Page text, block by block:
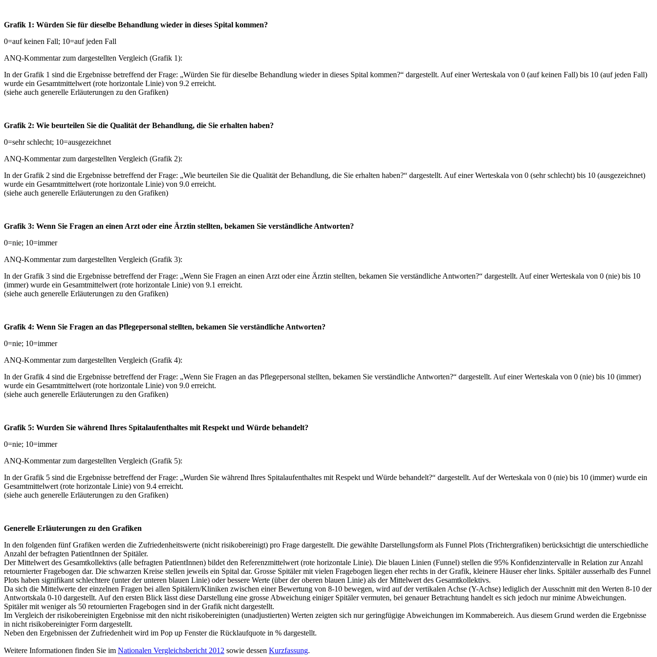
Grafik 1: Würden Sie für dieselbe Behandlung wieder in dieses Spital kommen?
0=auf keinen Fall; 10=auf jeden Fall
ANQ-Kommentar zum dargestellten Vergleich (Grafik 1):
In der Grafik 1 sind die Ergebnisse betreffend der Frage: „Würden Sie für dieselbe Behandlung wieder in dieses Spital kommen?“ dargestellt. Auf einer Werteskala von 0 (auf keinen Fall) bis 10 (auf jeden Fall)
wurde ein Gesamtmittelwert (rote horizontale Linie) von 9.2 erreicht.
(siehe auch generelle Erläuterungen zu den Grafiken)
Grafik 2: Wie beurteilen Sie die Qualität der Behandlung, die Sie erhalten haben?
0=sehr schlecht; 10=ausgezeichnet
ANQ-Kommentar zum dargestellten Vergleich (Grafik 2):
In der Grafik 2 sind die Ergebnisse betreffend der Frage: „Wie beurteilen Sie die Qualität der Behandlung, die Sie erhalten haben?“ dargestellt. Auf einer Werteskala von 0 (sehr schlecht) bis 10 (ausgezeichnet)
wurde ein Gesamtmittelwert (rote horizontale Linie) von 9.0 erreicht.
(siehe auch generelle Erläuterungen zu den Grafiken)
Grafik 3: Wenn Sie Fragen an einen Arzt oder eine Ärztin stellten, bekamen Sie verständliche Antworten?
0=nie; 10=immer
ANQ-Kommentar zum dargestellten Vergleich (Grafik 3):
In der Grafik 3 sind die Ergebnisse betreffend der Frage: „Wenn Sie Fragen an einen Arzt oder eine Ärztin stellten, bekamen Sie verständliche Antworten?“ dargestellt. Auf einer Werteskala von 0 (nie) bis 10
(immer) wurde ein Gesamtmittelwert (rote horizontale Linie) von 9.1 erreicht.
(siehe auch generelle Erläuterungen zu den Grafiken)
Grafik 4: Wenn Sie Fragen an das Pflegepersonal stellten, bekamen Sie verständliche Antworten?
0=nie; 10=immer
ANQ-Kommentar zum dargestellten Vergleich (Grafik 4):
In der Grafik 4 sind die Ergebnisse betreffend der Frage: „Wenn Sie Fragen an das Pflegepersonal stellten, bekamen Sie verständliche Antworten?“ dargestellt. Auf einer Werteskala von 0 (nie) bis 10 (immer)
wurde ein Gesamtmittelwert (rote horizontale Linie) von 9.0 erreicht.
(siehe auch generelle Erläuterungen zu den Grafiken)
Grafik 5: Wurden Sie während Ihres Spitalaufenthaltes mit Respekt und Würde behandelt?
0=nie; 10=immer
ANQ-Kommentar zum dargestellten Vergleich (Grafik 5):
In der Grafik 5 sind die Ergebnisse betreffend der Frage: „Wurden Sie während Ihres Spitalaufenthaltes mit Respekt und Würde behandelt?“ dargestellt. Auf der Werteskala von 0 (nie) bis 10 (immer) wurde ein
Gesamtmittelwert (rote horizontale Linie) von 9.4 erreicht.
(siehe auch generelle Erläuterungen zu den Grafiken)
Generelle Erläuterungen zu den Grafiken
In den folgenden fünf Grafiken werden die Zufriedenheitswerte (nicht risikobereinigt) pro Frage dargestellt. Die gewählte Darstellungsform als Funnel Plots (Trichtergrafiken) berücksichtigt die unterschiedliche
Anzahl der befragten PatientInnen der Spitäler.
Der Mittelwert des Gesamtkollektivs (alle befragten PatientInnen) bildet den Referenzmittelwert (rote horizontale Linie). Die blauen Linien (Funnel) stellen die 95% Konfidenzintervalle in Relation zur Anzahl
retournierter Fragebogen dar. Die schwarzen Kreise stellen jeweils ein Spital dar. Grosse Spitäler mit vielen Fragebogen liegen eher rechts in der Grafik, kleinere Häuser eher links. Spitäler ausserhalb des Funnel
Plots haben signifikant schlechtere (unter der unteren blauen Linie) oder bessere Werte (über der oberen blauen Linie) als der Mittelwert des Gesamtkollektivs.
Da sich die Mittelwerte der einzelnen Fragen bei allen Spitälern/Kliniken zwischen einer Bewertung von 8-10 bewegen, wird auf der vertikalen Achse (Y-Achse) lediglich der Ausschnitt mit den Werten 8-10 der
Antwortskala 0-10 dargestellt. Auf den ersten Blick lässt diese Darstellung eine grosse Abweichung einiger Spitäler vermuten, bei genauer Betrachtung handelt es sich jedoch nur minime Abweichungen.
Spitäler mit weniger als 50 retournierten Fragebogen sind in der Grafik nicht dargestellt.
Im Vergleich der risikobereinigten Ergebnisse mit den nicht risikobereinigten (unadjustierten) Werten zeigten sich nur geringfügige Abweichungen im Kommabereich. Aus diesem Grund werden die Ergebnisse
in nicht risikobereinigter Form dargestellt.
Neben den Ergebnissen der Zufriedenheit wird im Pop up Fenster die Rücklaufquote in % dargestellt.
Weitere Informationen finden Sie im Nationalen Vergleichsbericht 2012 sowie dessen Kurzfassung.